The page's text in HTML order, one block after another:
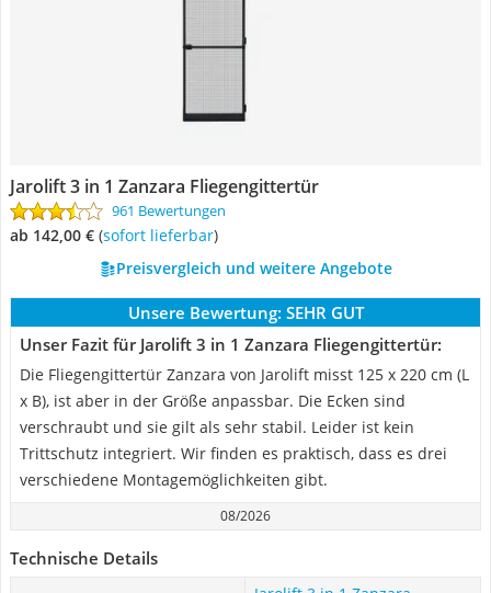
Jarolift 3 in 1 Zanzara Fliegengittertür
961 Bewertungen
ab 142,00 € ( Sofort lieferbar)
Preisvergleich und weitere Angebote
Unsere Bewertung: SEHR GUT
Unser Fazit für Jarolift 3 in 1 Zanzara Fliegengittertür:
Die Fliegengittertür Zanzara von Jarolift misst 125 x 220 cm (L
x B), ist aber in der Größe anpassbar. Die Ecken sind
verschraubt und sie gilt als sehr stabil. Leider ist kein
Trittschutz integriert. Wir finden es praktisch, dass es drei
verschiedene Montagemöglichkeiten gibt.
08/2026
Technische Details